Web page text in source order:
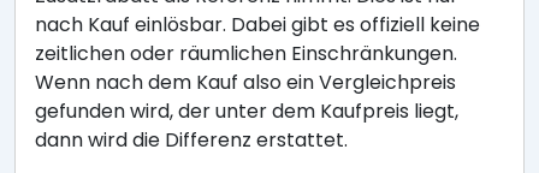
nach Kauf einlösbar. Dabei gibt es offiziell keine
zeitlichen oder räumlichen Einschränkungen.
Wenn nach dem Kauf also ein Vergleichpreis
gefunden wird, der unter dem Kaufpreis liegt,
dann wird die Differenz erstattet.